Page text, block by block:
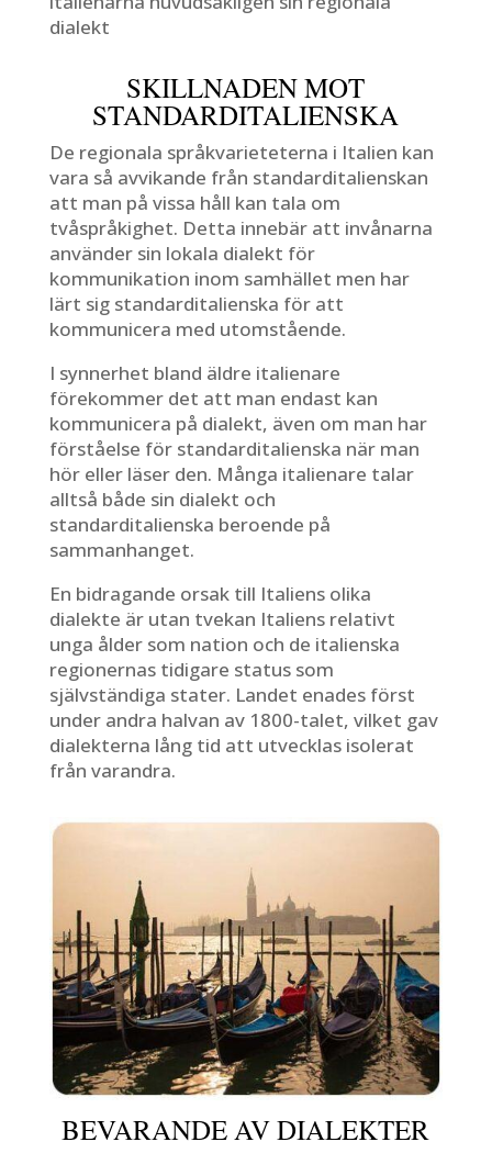
dialekt
SKILLNADEN MOT
STANDARDITALIENSKA
De regionala språkvarieteterna i Italien kan
vara så avvikande från standarditalienskan
att man på vissa håll kan tala om
tvåspråkighet. Detta innebär att invånarna
använder sin lokala dialekt för
kommunikation inom samhället men har
lärt sig standarditalienska för att
kommunicera med utomstående.
I synnerhet bland äldre italienare
förekommer det att man endast kan
kommunicera på dialekt, även om man har
förståelse för standarditalienska när man
hör eller läser den. Många italienare talar
alltså både sin dialekt och
standarditalienska beroende på
sammanhanget.
En bidragande orsak till Italiens olika
dialekte är utan tvekan Italiens relativt
unga ålder som nation och de italienska
regionernas tidigare status som
självständiga stater. Landet enades först
under andra halvan av 1800-talet, vilket gav
dialekterna lång tid att utvecklas isolerat
från varandra.
BEVARANDE AV DIALEKTER